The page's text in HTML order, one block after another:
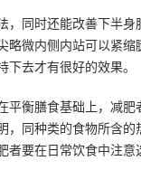
同时还能改善下半身
略微内侧内站可以紧
去才有很好的效果。
衡膳食基础上，减肥
，同种类的食物所含
者要在日常饮食中注意